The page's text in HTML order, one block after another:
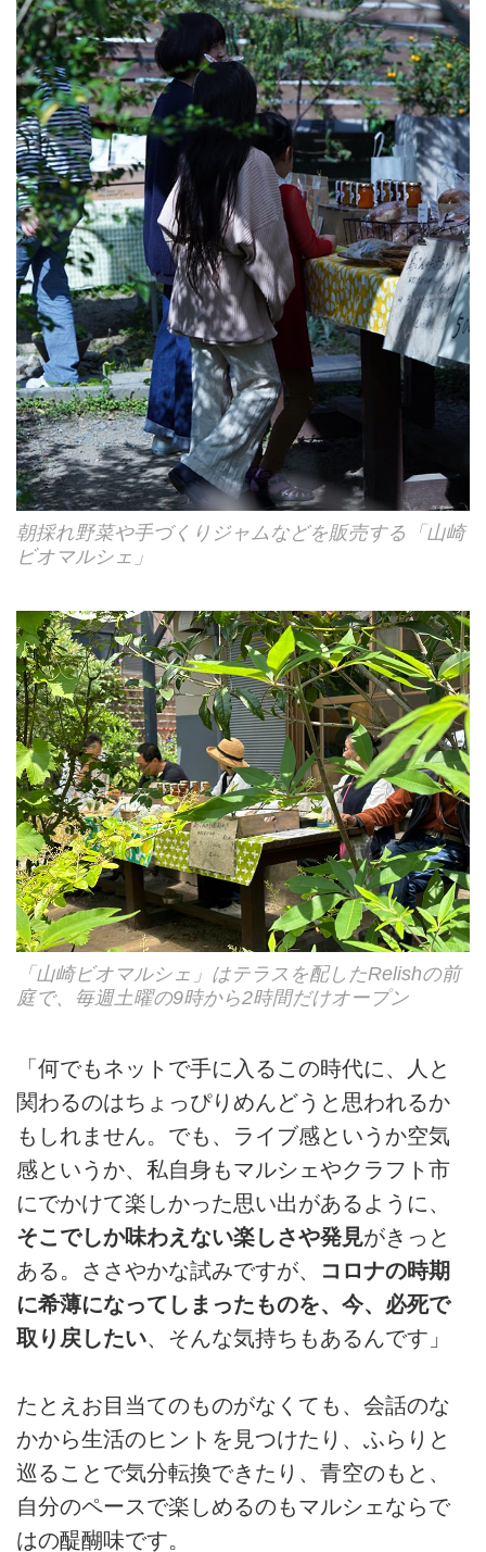
朝採れ野菜や手づくりジャムなどを販売する「山崎
ビオマルシェ」
「山崎ビオマルシェ」はテラスを配したRelishの前
庭で、毎週土曜の9時から2時間だけオープン
「何でもネットで手に入るこの時代に、人と
関わるのはちょっぴりめんどうと思われるか
もしれません。でも、ライブ感というか空気
感というか、私自身もマルシェやクラフト市
にでかけて楽しかった思い出があるように、
そこでしか味わえない楽しさや発見がきっと
ある。ささやかな試みですが、
コロナの時期
に希薄になってしまったものを、今、必死で
取り戻したい、そんな気持ちもあるんです」
たとえお目当てのものがなくても、会話のな
かから生活のヒントを見つけたり、ふらりと
巡ることで気分転換できたり、青空のもと、
自分のペースで楽しめるのもマルシェならで
はの醍醐味です。